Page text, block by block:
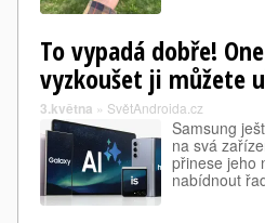
To vypadá dobře!
vyzkoušet ji můžete
3.května » SvětAndroida.cz
Samsung
na svá
přinese jeho
nabídnout